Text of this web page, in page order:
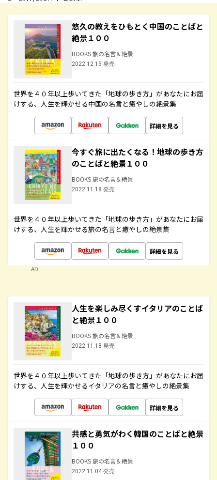
悠久の教えをひもとく中国のことばと
絶景１００
BOOKS 旅の名言＆絶景
2022.12.15 発売
世界を４０年以上歩いてきた「地球の歩き方」があなたにお届
けする、人生を輝かせる中国の名言と癒やしの絶景集
詳細を見る
今すぐ旅に出たくなる！地球の歩き方
のことばと絶景１００
BOOKS 旅の名言＆絶景
2022.11.18 発売
世界を４０年以上歩いてきた「地球の歩き方」があなたにお届
けする、人生を輝かせる旅の名言と癒やしの絶景集
詳細を見る
AD
人生を楽しみ尽くすイタリアのことば
と絶景１００
BOOKS 旅の名言＆絶景
2022.11.18 発売
世界を４０年以上歩いてきた「地球の歩き方」があなたにお届
けする、人生を輝かせるイタリアの名言と癒やしの絶景集
詳細を見る
共感と勇気がわく韓国のことばと絶景
１００
BOOKS 旅の名言＆絶景
2022.11.04 発売